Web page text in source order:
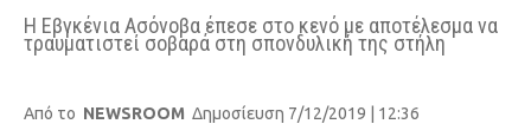
Podcasts
Viral
Life
Η Εβγκένια Ασόνοβα έπεσε στο κενό με αποτέλεσμα να
τραυματιστεί σοβαρά στη σπονδυλική της στήλη
Από το NEWSROOM Δημοσίευση 7/12/2019 | 12:36